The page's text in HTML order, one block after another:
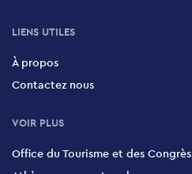
LIENS UTILES
À propos
Contactez nous
VOIR PLUS
Office du Tourisme et des Congrès